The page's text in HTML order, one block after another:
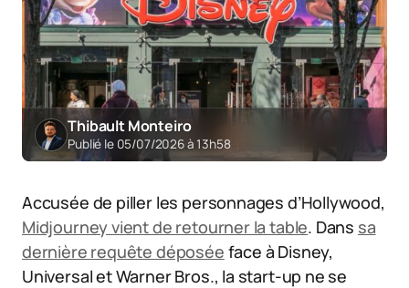
Thibault Monteiro
Publié le 05/07/2026 à 13h58
Accusée de piller les personnages d’Hollywood,
Midjourney vient de retourner la table. Dans sa
dernière requête déposée face à Disney,
Universal et Warner Bros., la start-up ne se